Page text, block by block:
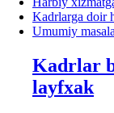
Kadrlarga doir
Umumiy
Kadrlar
layfхak